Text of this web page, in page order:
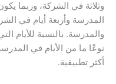
وثلاثة في الشركة، وربما
المدرسة وأربعة أيام في
والمدرسة. بالنسبة للأيام
نوعًا ما من الأيام في
أكثر تطبيقية.